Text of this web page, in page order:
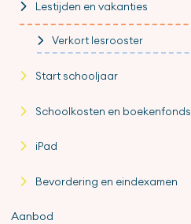
Lestijden en vakanties
Verkort lesrooster
Start schooljaar
Schoolkosten en boekenfonds
iPad
Bevordering en eindexamen
Aanbod